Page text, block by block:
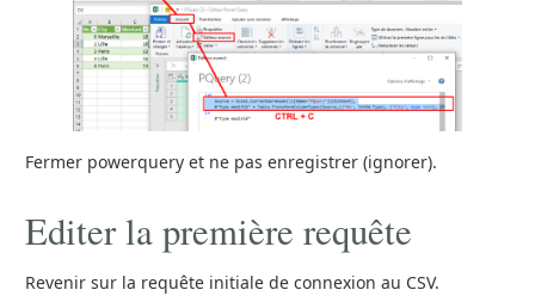
Fermer powerquery et ne pas enregistrer (ignorer).
Editer la première requête
Revenir sur la requête initiale de connexion au CSV.